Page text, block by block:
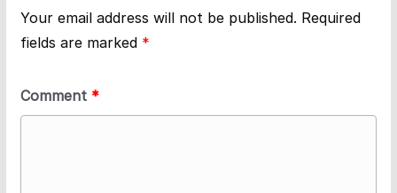
Your email address will not be published. Required
fields are marked *
Comment *